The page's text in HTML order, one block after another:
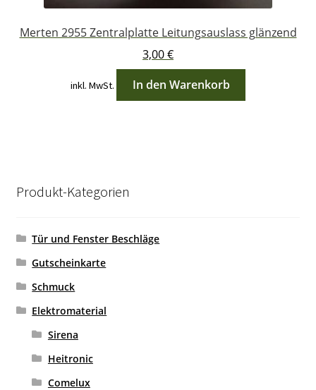
Merten 2955 Zentralplatte Leitungsauslass glänzend
3,00€
inkl. MwSt. In den Warenkorb
Produkt-Kategorien
Tür und Fenster Beschläge
Gutscheinkarte
Schmuck
Elektromaterial
Sirena
Heitronic
Comelux